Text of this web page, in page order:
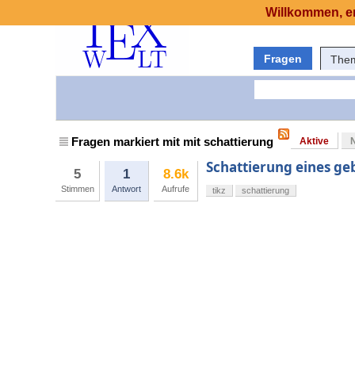
Fragen
Fragen markiert mit mit schattierung Aktive
5
Stimmen
1
Antwort
8.6k
Aufrufe
Schattierung eines
tikz schattierung
Willkommen,